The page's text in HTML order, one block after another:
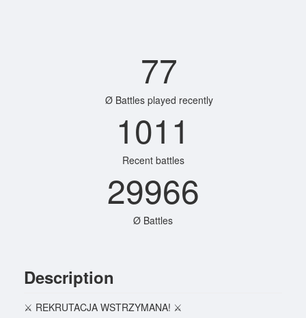
77
Ø Battles played recently
1011
Recent battles
29966
Ø Battles
Description
⚔️ REKRUTACJA WSTRZYMANA! ⚔️